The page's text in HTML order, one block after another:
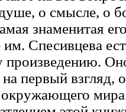
о смысле, о
знаменитая
Спесивцева
произведению.
первый взгляд,